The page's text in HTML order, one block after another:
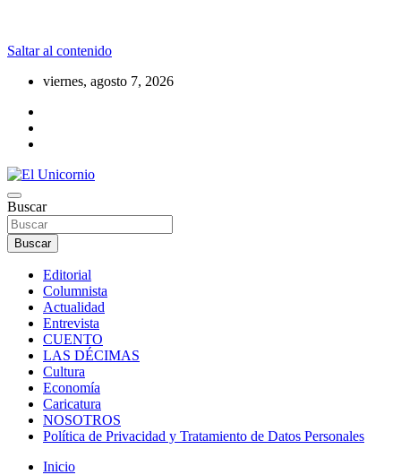
Saltar al contenido
viernes, agosto 7, 2026
El Unicornio
La realidad supera la fantasía
Buscar
Buscar
Editorial
Columnista
Actualidad
Entrevista
CUENTO
LAS DÉCIMAS
Cultura
Economía
Caricatura
NOSOTROS
Política de Privacidad y Tratamiento de Datos Personales
Inicio